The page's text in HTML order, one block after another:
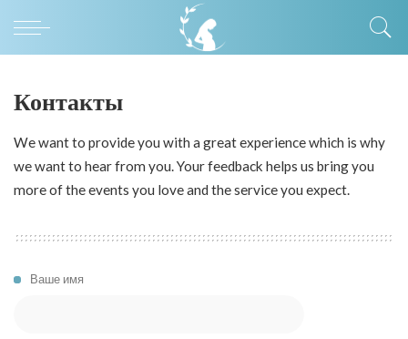
Контакты
We want to provide you with a great experience which is why
we want to hear from you. Your feedback helps us bring you
more of the events you love and the service you expect.
Ваше имя